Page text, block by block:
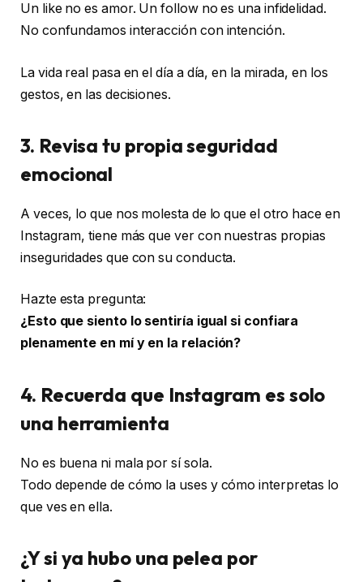
Un like no es amor. Un follow no es una infidelidad.
No confundamos interacción con intención.
La vida real pasa en el día a día, en la mirada, en los
gestos, en las decisiones.
3. Revisa tu propia seguridad
emocional
A veces, lo que nos molesta de lo que el otro hace en
Instagram, tiene más que ver con nuestras propias
inseguridades que con su conducta.
Hazte esta pregunta:
¿Esto que siento lo sentiría igual si confiara
plenamente en mí y en la relación?
4. Recuerda que Instagram es solo
una herramienta
No es buena ni mala por sí sola.
Todo depende de cómo la uses y cómo interpretas lo
que ves en ella.
¿Y si ya hubo una pelea por